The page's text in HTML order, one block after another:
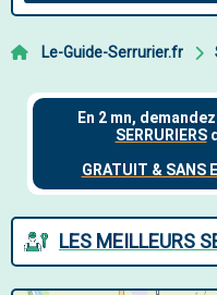
Le-Guide-Serrurier.fr
LES MEILLEURS